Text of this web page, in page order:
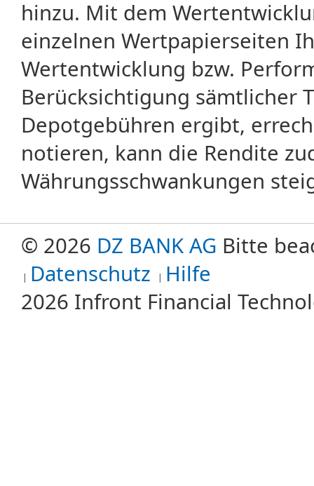
hinzu. Mit dem
einzelnen Wertpapierseiten
Wertentwicklung bzw.
Berücksichtigung sämtlicher
Depotgebühren ergibt,
notieren, kann die Rendite
Währungsschwankungen
© 2026 DZ BANK AG Bitte
Datenschutz Hilfe
2026 Infront Financial